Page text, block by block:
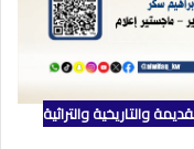
والتاريخية والتراثية